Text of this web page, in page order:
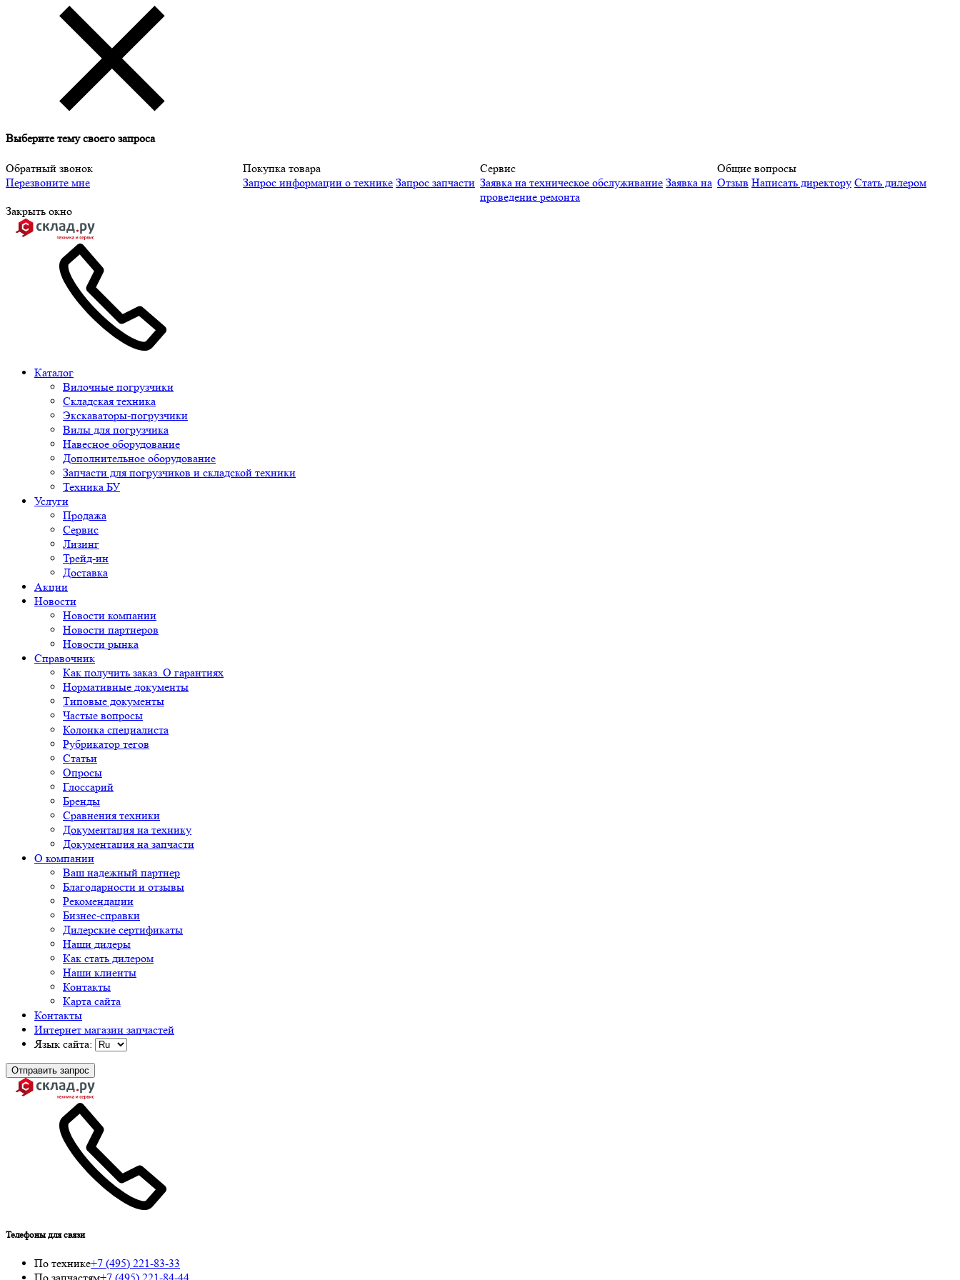
Выберите тему своего запроса
Обратный звонок
Перезвоните мне
Покупка товара
Запрос информации о технике Запрос запчасти
Сервис
Заявка на техническое обслуживание Заявка на
проведение ремонта
Общие вопросы
Отзыв Написать директору Стать дилером
Закрыть окно
Каталог
Вилочные погрузчики
Складская техника
Экскаваторы-погрузчики
Вилы для погрузчика
Навесное оборудование
Дополнительное оборудование
Запчасти для погрузчиков и складской техники
Техника БУ
Услуги
Продажа
Сервис
Лизинг
Трейд-ин
Доставка
Акции
Новости
Новости компании
Новости партнеров
Новости рынка
Справочник
Как получить заказ. О гарантиях
Нормативные документы
Типовые документы
Частые вопросы
Колонка специалиста
Рубрикатор тегов
Статьи
Опросы
Глоссарий
Бренды
Сравнения техники
Документация на технику
Документация на запчасти
О компании
Ваш надежный партнер
Благодарности и отзывы
Рекомендации
Бизнес-справки
Дилерские сертификаты
Наши дилеры
Как стать дилером
Наши клиенты
Контакты
Карта сайта
Контакты
Интернет магазин запчастей
Язык сайта:
Отправить запрос
Телефоны для связи
По технике+7 (495) 221-83-33